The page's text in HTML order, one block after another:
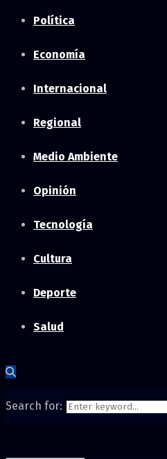
Política
Economía
Internacional
Regional
Medio Ambiente
Opinión
Tecnología
Cultura
Deporte
Salud
Search for: